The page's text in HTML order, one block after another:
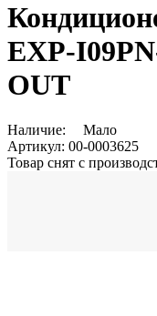
EXP-
OUT
Наличие:
Мало
Артикул: 00-0003625
Товар снят с